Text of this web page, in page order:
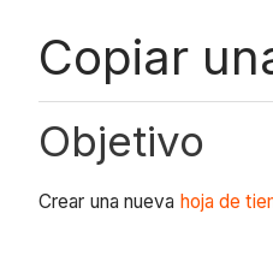
Copiar
Objetivo
Crear una nueva hoja de